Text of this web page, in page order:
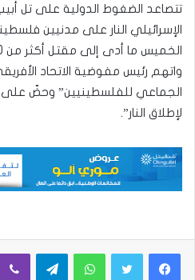
تتصاعد الضغوط الدولية على تل
الإسرائيلي النار على مدنيين
واتهم رئيس مفوضية الاتحاد
الجماعي للفلسطينيين” وحضّ
لإطلاق النار”.
واتساب تيلقرام